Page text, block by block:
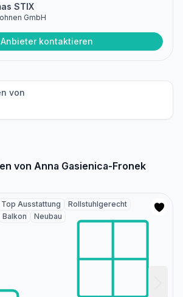
STIX
GmbH
Anbieter kontaktieren
von
von Anna Gasienica-Fronek
Top Ausstattung
Rollstuhlgerecht
Balkon Neubau